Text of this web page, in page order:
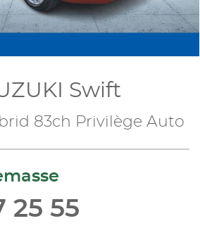
Swift
83ch Privilège Auto
25 55